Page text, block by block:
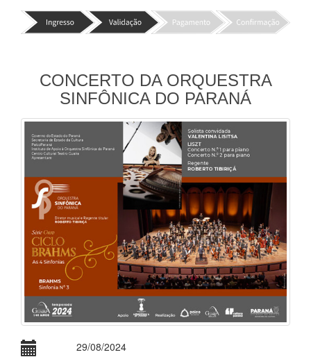
CONCERTO DA ORQUESTRA
SINFÔNICA DO PARANÁ
29/08/2024